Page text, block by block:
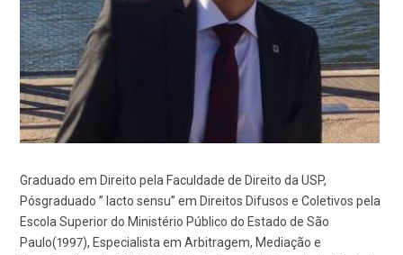
Graduado em Direito pela Faculdade de Direito da USP,
Pósgraduado ” lacto sensu” em Direitos Difusos e Coletivos pela
Escola Superior do Ministério Público do Estado de São
Paulo(1997), Especialista em Arbitragem, Mediação e